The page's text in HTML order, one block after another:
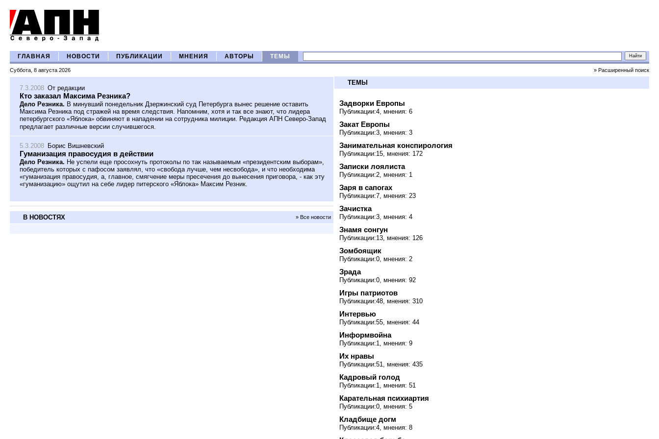
ГЛАВНАЯ НОВОСТИ ПУБЛИКАЦИИ МНЕНИЯ АВТОРЫ ТЕМЫ
Суббота, 8 августа 2026 » Расширенный поиск
7.3.2008 От редакции
Кто заказал Максима Резника?
Дело Резника. В минувший понедельник Дзержинский суд Петербурга вынес решение оставить
Максима Резника под стражей на время следствия. Напомним, хотя и так все знают, что лидера
петербургского «Яблока» обвиняют в нападении на сотрудника милиции. Редакция АПН Северо-Запад
предлагает различные версии случившегося.
5.3.2008 Борис Вишневский
Гуманизация правосудия в действии
Дело Резника. Не успели еще просохнуть протоколы по так называемым «президентским выборам»,
победитель которых с пафосом заявлял, что «свобода лучше, чем несвобода», и что необходима
«гуманизация правосудия, а, главное, смягчение меры пресечения до вынесения приговора, - как эту
«гуманизацию» ощутил на себе лидер питерского «Яблока» Максим Резник.
В НОВОСТЯХ » Все новости
ТЕМЫ
Задворки Европы
Публикации:4, мнения: 6
Закат Европы
Публикации:3, мнения: 3
Занимательная конспирология
Публикации:15, мнения: 172
Записки лоялиста
Публикации:2, мнения: 1
Заря в сапогах
Публикации:7, мнения: 23
Зачистка
Публикации:3, мнения: 4
Знамя сонгун
Публикации:13, мнения: 126
Зомбоящик
Публикации:0, мнения: 2
Зрада
Публикации:0, мнения: 92
Игры патриотов
Публикации:48, мнения: 310
Интервью
Публикации:55, мнения: 44
Информвойна
Публикации:1, мнения: 9
Их нравы
Публикации:51, мнения: 435
Кадровый голод
Публикации:1, мнения: 51
Карательная психиартия
Публикации:0, мнения: 5
Кладбище догм
Публикации:4, мнения: 8